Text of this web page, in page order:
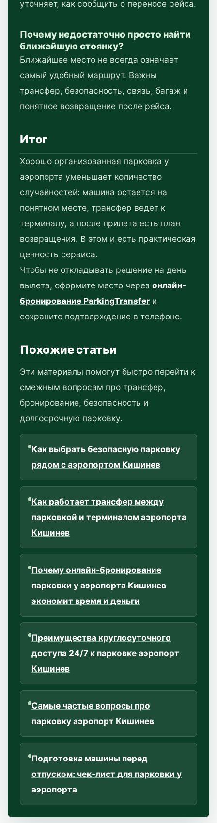
уточняет, как сообщить о переносе рейса.
Почему недостаточно просто найти
ближайшую стоянку?
Ближайшее место не всегда означает
самый удобный маршрут. Важны
трансфер, безопасность, связь, багаж и
понятное возвращение после рейса.
Итог
Хорошо организованная парковка у
аэропорта уменьшает количество
случайностей: машина остается на
понятном месте, трансфер ведет к
терминалу, а после прилета есть план
возвращения. В этом и есть практическая
ценность сервиса.
Чтобы не откладывать решение на день
вылета, оформите место через онлайн-
бронирование ParkingTransfer и
сохраните подтверждение в телефоне.
Похожие статьи
Эти материалы помогут быстро перейти к
смежным вопросам про трансфер,
бронирование, безопасность и
долгосрочную парковку.
Как выбрать безопасную парковку
рядом с аэропортом Кишинев
Как работает трансфер между
парковкой и терминалом аэропорта
Кишинев
Почему онлайн-бронирование
парковки у аэропорта Кишинев
экономит время и деньги
Преимущества круглосуточного
доступа 24/7 к парковке аэропорт
Кишинев
Самые частые вопросы про
парковку аэропорт Кишинев
Подготовка машины перед
отпуском: чек-лист для парковки у
аэропорта